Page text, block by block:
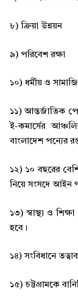
৮) ক্রিয়া উন্নয়ন
৯) পরিবেশ রক্ষা
১০) ধর্মীয় ও
১১) আন্তর্জাতিক
ই-কমার্সের
বাংলাদেশ পন্যের
১২) ১০ বছরের
নিয়ে সংসদে আইন
১৩) স্বাস্থ্য ও
হবে।
১৪) সংবিধানে
১৫) চট্টগ্রামকে